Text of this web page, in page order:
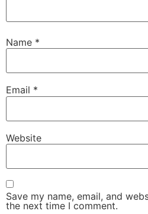
Name *
Email *
Website
Save my name, email, and
the next time I comment.